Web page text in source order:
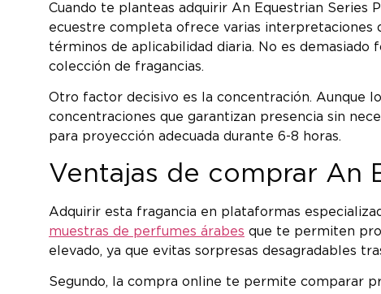
Cuando te planteas adquirir An Equestrian Series
ecuestre completa ofrece varias interpretaciones
términos de aplicabilidad diaria. No es
colección de fragancias.
Otro factor decisivo es la concentración. Aunque
concentraciones que garantizan presencia sin
para proyección adecuada durante 6-8 horas.
Ventajas de comprar An
Adquirir esta fragancia en plataformas
muestras de perfumes árabes que te permiten
elevado, ya que evitas sorpresas desagradables
Segundo, la compra online te permite comparar